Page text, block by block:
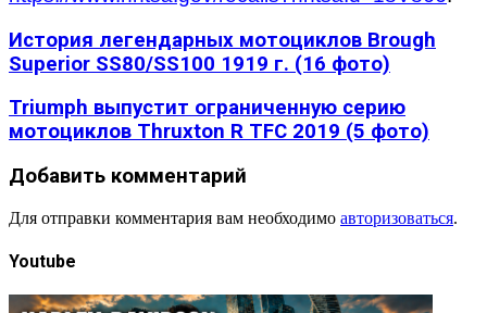
История легендарных мотоциклов Brough
Superior SS80/SS100 1919 г. (16 фото)
Triumph выпустит ограниченную серию
мотоциклов Thruxton R TFC 2019 (5 фото)
Добавить комментарий
Для отправки комментария вам необходимо авторизоваться.
Youtube